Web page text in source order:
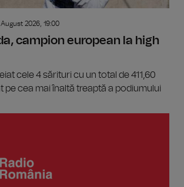
2026, 19:00
campion european la high
cele 4 sărituri cu un total de 411,60
pe cea mai înaltă treaptă a podiumului